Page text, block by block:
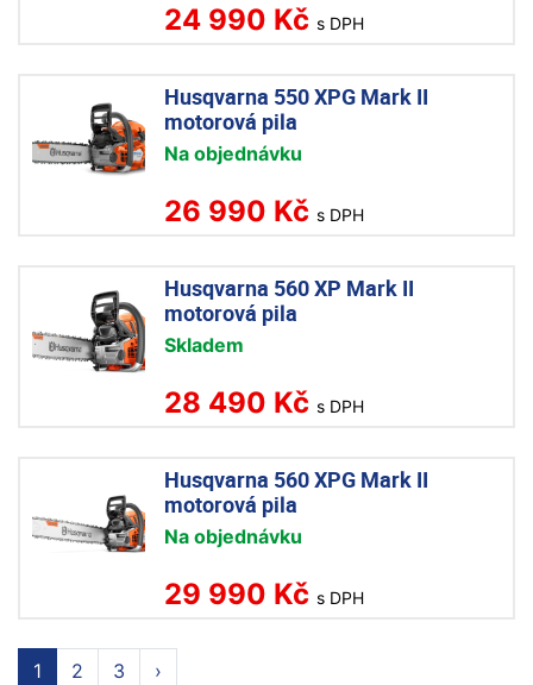
24 990 Kč s DPH
Husqvarna 550 XPG Mark II
motorová pila
Na objednávku
26 990 Kč s DPH
Husqvarna 560 XP Mark II
motorová pila
Skladem
28 490 Kč s DPH
Husqvarna 560 XPG Mark II
motorová pila
Na objednávku
29 990 Kč s DPH
1 2 3 ›